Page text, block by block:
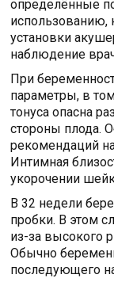
определённые
использованию,
установки
наблюдение
При
параметры, в
тонуса опасна
стороны плода.
рекомендаций
Интимная
укорочении
В 32 недели
пробки. В этом
из-за высокого
Обычно
последующего